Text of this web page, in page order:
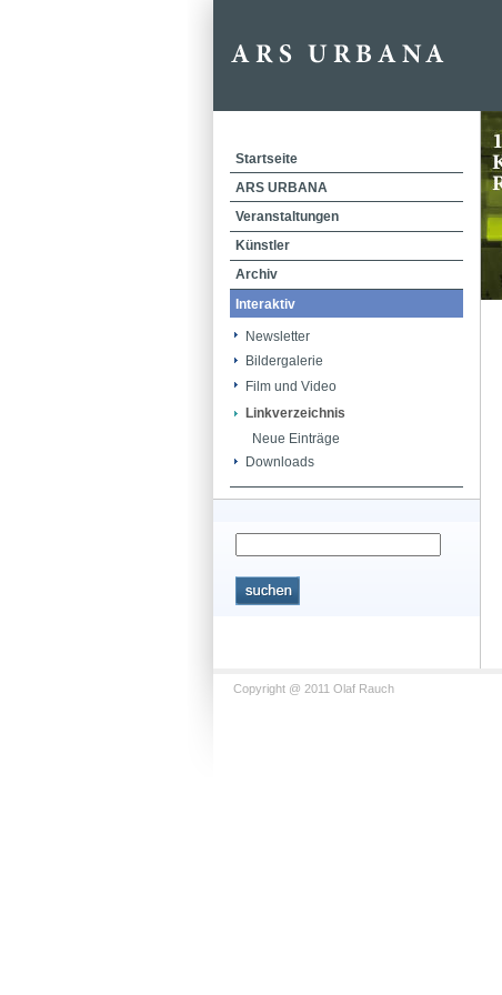
Startseite
ARS URBANA
Veranstaltungen
Künstler
Archiv
Interaktiv
Newsletter
Bildergalerie
Film und Video
Linkverzeichnis
Neue Einträge
Downloads
Copyright @ 2011 Olaf Rauch